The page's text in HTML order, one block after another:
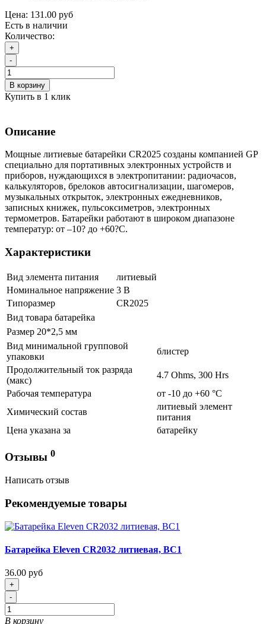
Цена: 131.00 руб
Есть в наличии
Количество:
+
-
В корзину
Купить в 1 клик
Описание
Мощные литиевые батарейки CR2025 созданы компанией GP
специально для портативных электронных устройств и
приборов, нуждающихся в электропитании: радиочасов,
калькуляторов, брелоков автосигнализации, шагомеров,
музыкальных открыток, электронных ежедневников,
записных книжек, пульсоксиметров, электронных
термометров. Батарейки работают в широком диапазоне
температур: от –10? до +60?С.
Характеристики
Вид элемента питания
литиевый
Номинальное напряжение 3 В
Типоразмер
CR2025
Вид товара батарейка
Размер 20*2,5 мм
Вид минимальной групповой
упаковки
блистер
Продолжительный ток разряда
(макс)
4.7 Ohms, 300 Нrs
Рабочая температура
от -10 до +60 °C
Химический состав
литиевый элемент
питания
Цена указана за
батарейку
Отзывы 0
Написать отзыв
Рекомендуемые товары
Батарейка Eleven CR2032 литиевая, BC1
36.00 руб
+
-
В корзину